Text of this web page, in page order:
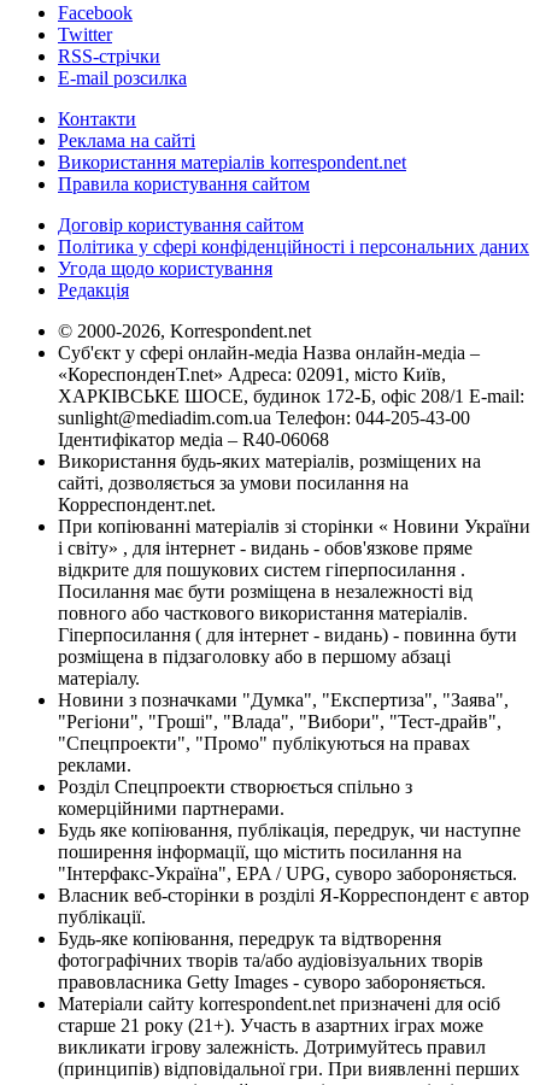
Facebook
Twitter
RSS-стрічки
E-mail розсилка
Контакти
Реклама на сайті
Використання матеріалів korrespondent.net
Правила користування сайтом
Договір користування сайтом
Політика у сфері конфіденційності і персональних даних
Угода щодо користування
Редакція
© 2000-2026, Korrespondent.net
Суб'єкт у сфері онлайн-медіа Назва онлайн-медіа –
«КореспонденТ.net» Адреса: 02091, місто Київ,
ХАРКІВСЬКЕ ШОСЕ, будинок 172-Б, офіс 208/1 E-mail:
sunlight@mediadim.com.ua Телефон: 044-205-43-00
Ідентифікатор медіа – R40-06068
Використання будь-яких матеріалів, розміщених на
сайті, дозволяється за умови посилання на
Корреспондент.net.
При копіюванні матеріалів зі сторінки « Новини України
і світу» , для інтернет - видань - обов'язкове пряме
відкрите для пошукових систем гіперпосилання .
Посилання має бути розміщена в незалежності від
повного або часткового використання матеріалів.
Гіперпосилання ( для інтернет - видань) - повинна бути
розміщена в підзаголовку або в першому абзаці
матеріалу.
Новини з позначками "Думка", "Експертиза", "Заява",
"Регіони", "Гроші", "Влада", "Вибори", "Тест-драйв",
"Спецпроекти", "Промо" публікуються на правах
реклами.
Розділ Спецпроекти створюється спільно з
комерційними партнерами.
Будь яке копіювання, публікація, передрук, чи наступне
поширення інформації, що містить посилання на
"Інтерфакс-Україна", EPA / UPG, суворо забороняється.
Власник веб-сторінки в розділі Я-Корреспондент є автор
публікації.
Будь-яке копіювання, передрук та відтворення
фотографічних творів та/або аудіовізуальних творів
правовласника Getty Images - суворо забороняється.
Матеріали сайту korrespondent.net призначені для осіб
старше 21 року (21+). Участь в азартних іграх може
викликати ігрову залежність. Дотримуйтесь правил
(принципів) відповідальної гри. При виявленні перших